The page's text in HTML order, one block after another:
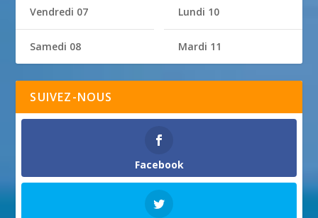
Vendredi 07
Samedi 08
Lundi 10
Mardi 11
SUIVEZ-NOUS
Facebook